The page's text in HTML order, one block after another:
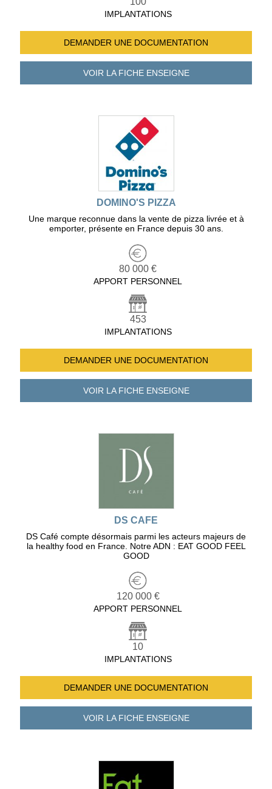
IMPLANTATIONS
DEMANDER UNE DOCUMENTATION
VOIR LA FICHEENSEIGNE
DOMINO'S PIZZA
Une marque reconnue dans la vente de pizza livrée et à
emporter, présente en France depuis 30 ans.
80 000 €
APPORT PERSONNEL
453
IMPLANTATIONS
DEMANDER UNE DOCUMENTATION
VOIR LA FICHEENSEIGNE
DS CAFE
DS Café compte désormais parmi les acteurs majeurs de
la healthy food en France. Notre ADN : EAT GOOD FEEL
GOOD
120 000 €
APPORT PERSONNEL
10
IMPLANTATIONS
DEMANDER UNE DOCUMENTATION
VOIR LA FICHEENSEIGNE